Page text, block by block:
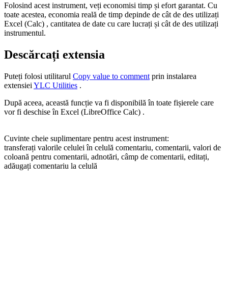
Folosind acest instrument, veți economisi timp și efort garantat. Cu
toate acestea, economia reală de timp depinde de cât de des utilizați
Excel (Calc) , cantitatea de date cu care lucrați și cât de des utilizați
instrumentul.
Descărcați extensia
Puteți folosi utilitarul Copy value to comment prin instalarea
extensiei YLC Utilities .
După aceea, această funcție va fi disponibilă în toate fișierele care
vor fi deschise în Excel (LibreOffice Calc) .
Cuvinte cheie suplimentare pentru acest instrument:
transferați valorile celulei în celulă comentariu, comentarii, valori de
coloană pentru comentarii, adnotări, câmp de comentarii, editați,
adăugați comentariu la celulă